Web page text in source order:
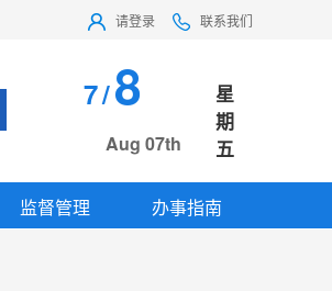
请登录 联系我们
7/8
Aug 07th
星
期
五
监督管理 办事指南